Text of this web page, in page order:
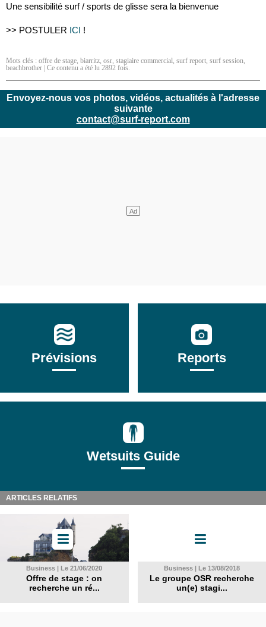
Une sensibilité surf / sports de glisse sera la bienvenue
>> POSTULER ICI !
Mots clés : offre de stage biarritz osr stagiaire commercial surf report surf session
beachbrother | Ce contenu a été lu 2892 fois.
Envoyez-nous vos photos, vidéos, actualités à l'adresse
suivante
contact@surf-report.com
Prévisions Reports
Wetsuits Guide
ARTICLES RELATIFS
Business | Le 21/06/2020
Offre de stage : on
recherche un ré...
Business | Le 13/08/2018
Le groupe OSR recherche
un(e) stagi...